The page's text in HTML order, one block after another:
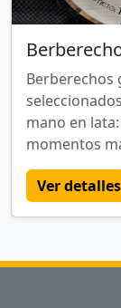
Berberechos
mano en
momentos
Ver detalles